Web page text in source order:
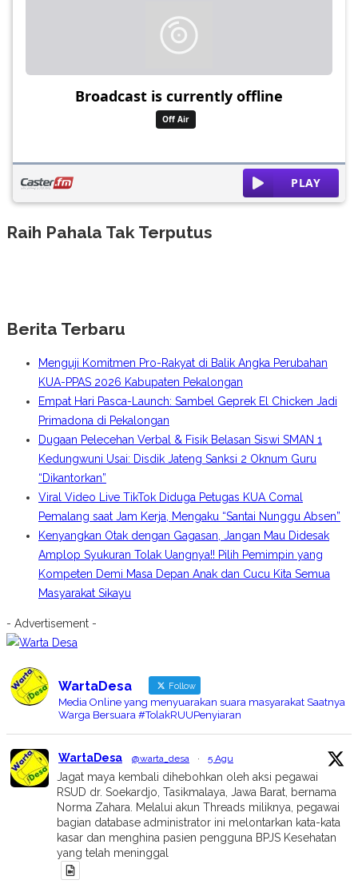
Raih Pahala Tak Terputus
Berita Terbaru
Menguji Komitmen Pro-Rakyat di Balik Angka Perubahan
KUA-PPAS 2026 Kabupaten Pekalongan
Empat Hari Pasca-Launch: Sambel Geprek El Chicken Jadi
Primadona di Pekalongan
Dugaan Pelecehan Verbal & Fisik Belasan Siswi SMAN 1
Kedungwuni Usai: Disdik Jateng Sanksi 2 Oknum Guru
“Dikantorkan”
Viral Video Live TikTok Diduga Petugas KUA Comal
Pemalang saat Jam Kerja, Mengaku “Santai Nunggu Absen”
Kenyangkan Otak dengan Gagasan, Jangan Mau Didesak
Amplop Syukuran Tolak Uangnya!! Pilih Pemimpin yang
Kompeten Demi Masa Depan Anak dan Cucu Kita Semua
Masyarakat Sikayu
- Advertisement -
WartaDesa Follow
Media Online yang menyuarakan suara masyarakat Saatnya
Warga Bersuara #TolakRUUPenyiaran
WartaDesa @warta_desa · 5 Agu
Jagat maya kembali dihebohkan oleh aksi pegawai
RSUD dr. Soekardjo, Tasikmalaya, Jawa Barat, bernama
Norma Zahara. Melalui akun Threads miliknya, pegawai
bagian database administrator ini melontarkan kata-kata
kasar dan menghina pasien pengguna BPJS Kesehatan
yang telah meninggal